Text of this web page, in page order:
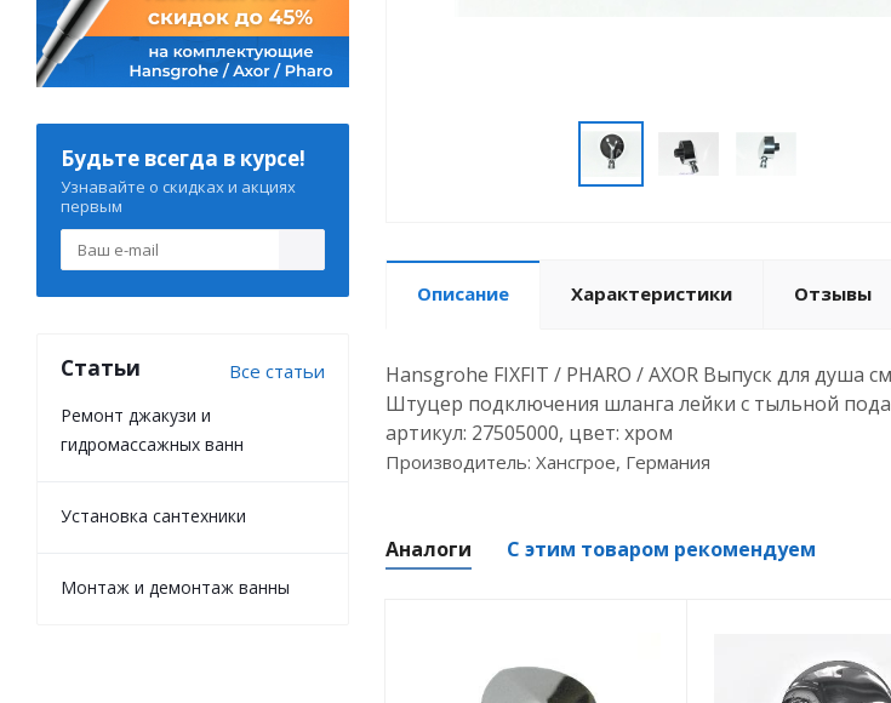
Описание Характеристики Отзывы
Hansgrohe FIXFIT / PHARO / AXOR Выпуск для душа
Штуцер подключения шланга лейки с тыльной
артикул: 27505000, цвет: хром
Производитель: Хансгрое, Германия
Аналоги С этим товаром рекомендуем
Будьте всегда в курсе!
Узнавайте о скидках и акциях
первым
Статьи Все статьи
Ремонт джакузи и
гидромассажных ванн
Установка сантехники
Монтаж и демонтаж ванны